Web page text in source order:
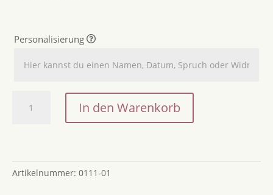
Personalisierung
Pokal
/
Trophäe
In den Warenkorb
Artikelnummer: 0111-01